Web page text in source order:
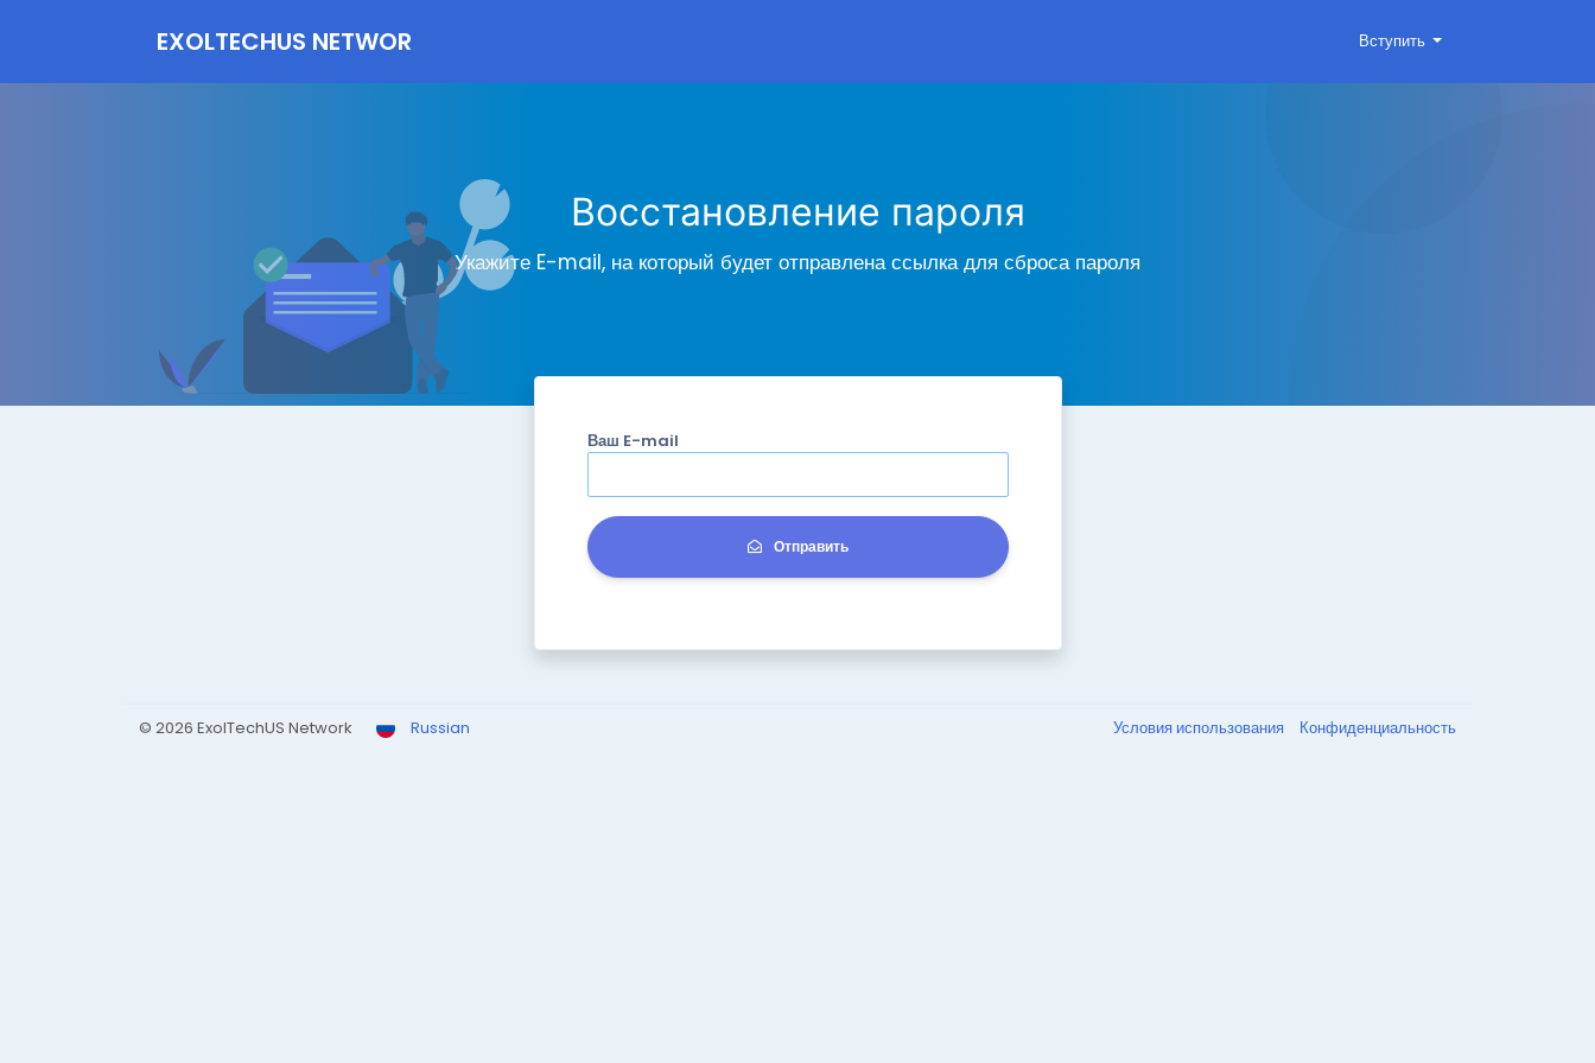
EXOLTECHUS NETWOR Вступить
Восстановление пароля
Укажите E-mail, на который будет отправлена ссылка для сброса пароля
Ваш E-mail
Отправить
© 2026 ExolTechUS Network Russian Условия использования Конфиденциальность